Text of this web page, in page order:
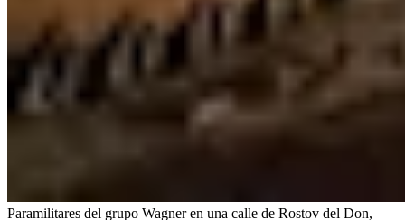
Paramilitares del grupo Wagner en una calle de Rostov del Don,